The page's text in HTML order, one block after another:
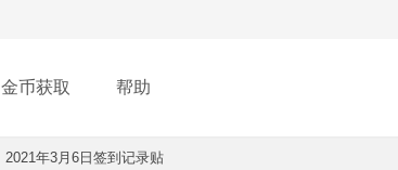
金币获取 帮助
2021年3月6日签到记录贴